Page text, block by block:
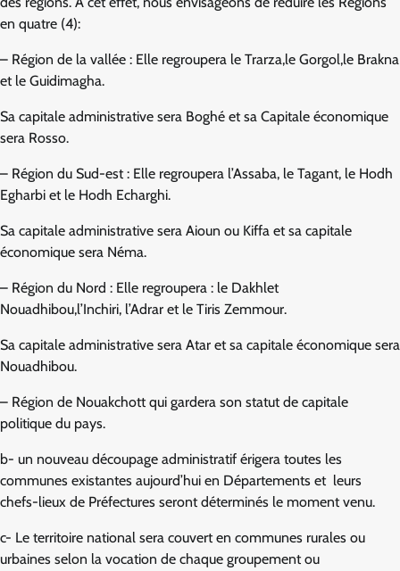
en quatre (4):
– Région de la vallée : Elle regroupera le Trarza,le Gorgol,le Brakna
et le Guidimagha.
Sa capitale administrative sera Boghé et sa Capitale économique
sera Rosso.
– Région du Sud-est : Elle regroupera l’Assaba, le Tagant, le Hodh
Egharbi et le Hodh Echarghi.
Sa capitale administrative sera Aioun ou Kiffa et sa capitale
économique sera Néma.
– Région du Nord : Elle regroupera : le Dakhlet
Nouadhibou,l’Inchiri, l’Adrar et le Tiris Zemmour.
Sa capitale administrative sera Atar et sa capitale économique sera
Nouadhibou.
– Région de Nouakchott qui gardera son statut de capitale
politique du pays.
b- un nouveau découpage administratif érigera toutes les
communes existantes aujourd’hui en Départements et leurs
chefs-lieux de Préfectures seront déterminés le moment venu.
c- Le territoire national sera couvert en communes rurales ou
urbaines selon la vocation de chaque groupement ou